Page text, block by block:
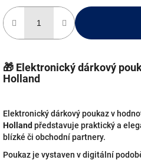
🎁 Elektronický dárkový
Holland
Elektronický dárkový poukaz v
Holland představuje praktický a
blízké či obchodní partnery.
Poukaz je vystaven v digitální